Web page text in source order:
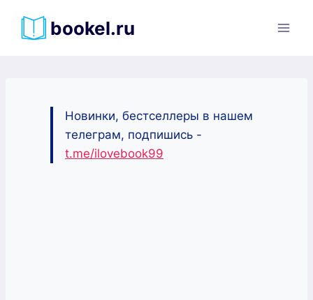
bookel.ru
Новинки, бестселлеры в нашем
телеграм, подпишись -
t.me/ilovebook99